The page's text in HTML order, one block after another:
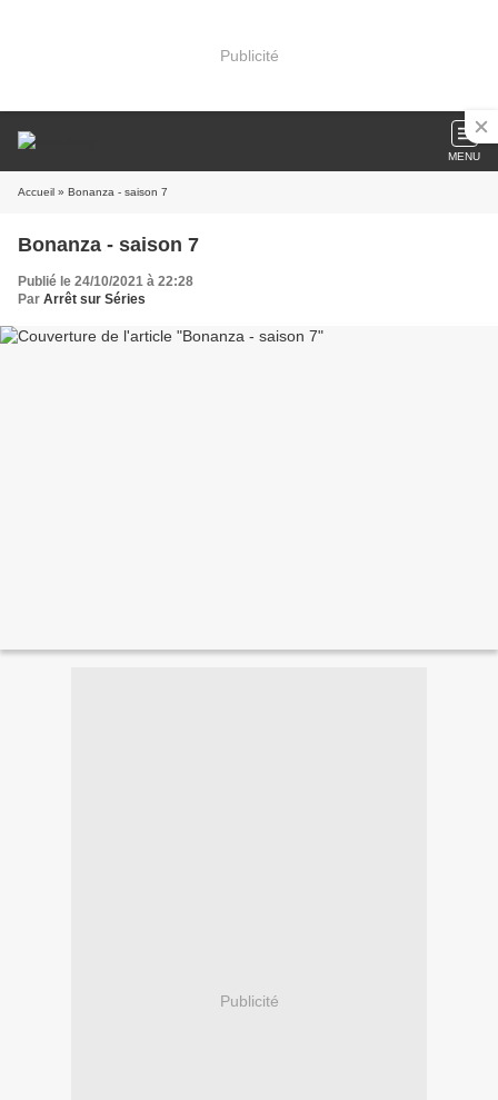
Publicité
MENU
Accueil » Bonanza - saison 7
Bonanza - saison 7
Publié le 24/10/2021 à 22:28
Par Arrêt sur Séries
Publicité